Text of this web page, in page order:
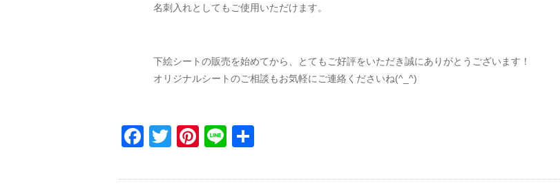
名刺入れとしてもご使用いただけます。
下絵シートの販売を始めてから、とてもご好評をいただき誠にありがとうございます！
オリジナルシートのご相談もお気軽にご連絡くださいね(^_^)
Facebook
TwitterPinterest
Line